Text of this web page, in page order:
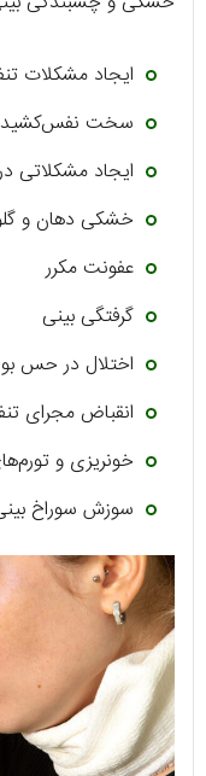
ایجاد مشکلات
سخت
ایجاد مشکلاتی در
خشکی دهان و
عفونت‌ مکرر
گرفتگی بینی
اختلال در حس
انقباض مجرای
خونریزی و
سوزش سوراخ